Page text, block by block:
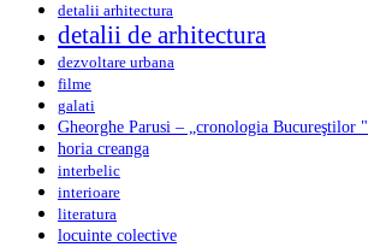
detalii arhitectura
detalii de arhitectura
dezvoltare urbana
filme
galati
Gheorghe Parusi – „cronologia Bucureştilor "
horia creanga
interbelic
interioare
literatura
locuinte colective